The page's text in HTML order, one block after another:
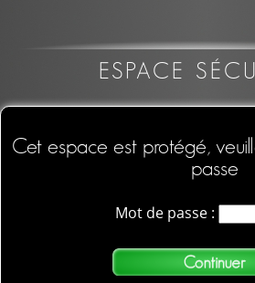
ESPACE
Cet espace est protégé,
passe
Mot de passe :